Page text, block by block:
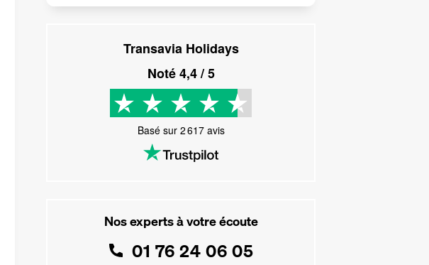
Transavia Holidays
Noté4,4/ 5
Basé sur 2 617avis
Nos experts à votre écoute
01 76 24 06 05